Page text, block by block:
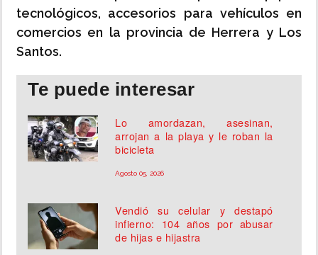
tecnológicos, accesorios para vehículos en
comercios en la provincia de Herrera y Los
Santos.
Te puede interesar
Lo amordazan, asesinan,
arrojan a la playa y le roban la
bicicleta
Agosto 05, 2026
Vendió su celular y destapó
infierno: 104 años por abusar
de hijas e hijastra